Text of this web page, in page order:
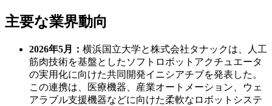
主要な業界動向
2026年5月： 横浜国立大学と株式会社タナックは、人工
筋肉技術を基盤としたソフトロボットアクチュエータ
の実用化に向けた共同開発イニシアチブを発表した。
この連携は、医療機器、産業オートメーション、ウェ
アラブル支援機器などに向けた柔軟なロボットシステ